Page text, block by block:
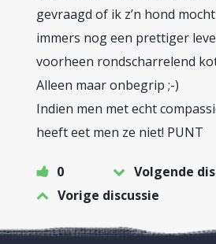
gevraagd of ik z’n hond
immers nog een prettiger
voorheen rondscharrelend
Alleen maar onbegrip ;-)
Indien men met echt
heeft eet men ze niet! PUNT
0
Volgende
Vorige discussie